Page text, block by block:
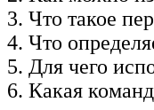
любой
смысл только
выводит
информацию.
3. Что такое
4. Что
5. Для чего